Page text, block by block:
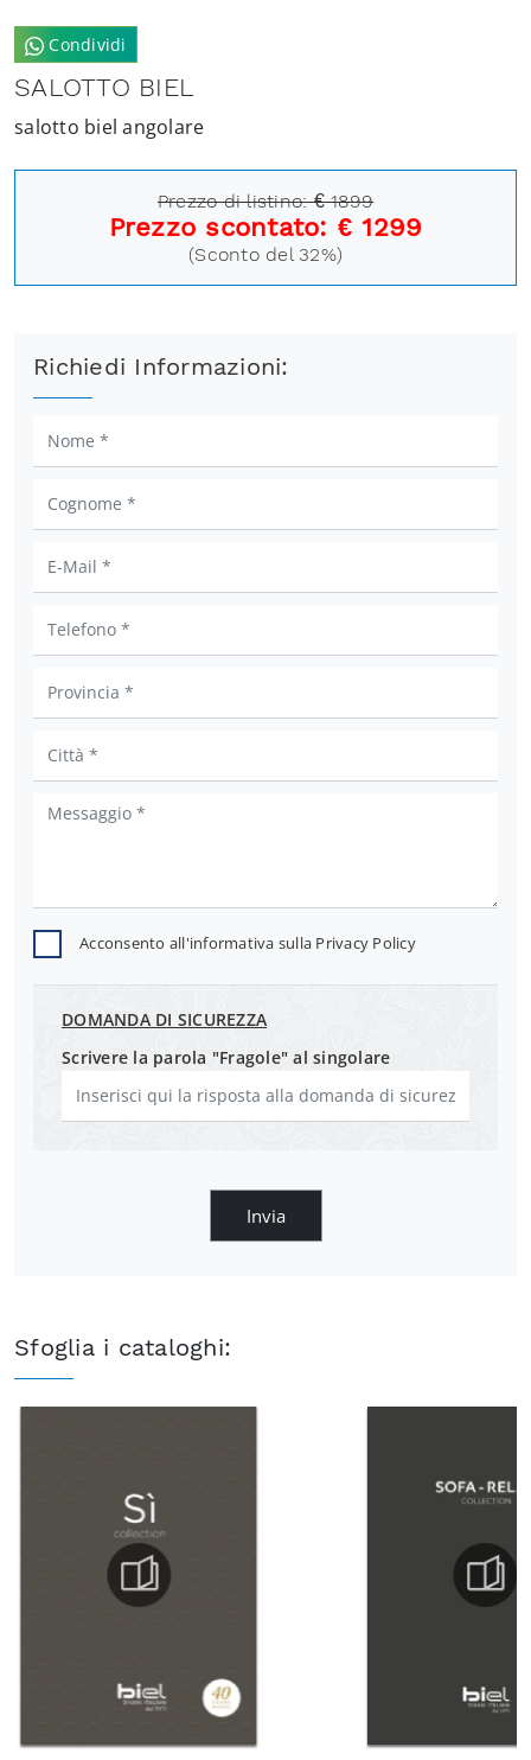
Condividi
SALOTTO BIEL
salotto biel angolare
Prezzo di listino: € 1899
Prezzo scontato: € 1299
(Sconto del 32%)
Richiedi Informazioni:
Acconsento all'informativa sulla Privacy Policy
DOMANDA DI SICUREZZA
Scrivere la parola "Fragole" al singolare
Invia
Sfoglia i cataloghi: